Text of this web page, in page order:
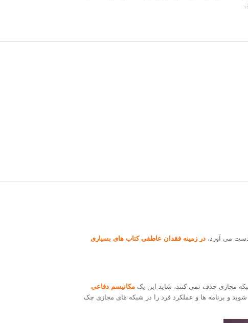
می آورد، در زمینه فقدان عاطفی کتاب های بسیاری
مجازی حذف نمی کنند، شاید این یک مکانیسم دفاعی
و برنامه ها و عملکرد فرد را در شبکه های مجازی چک